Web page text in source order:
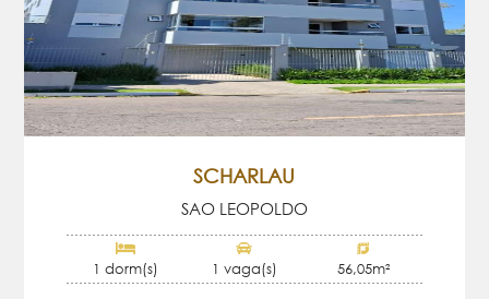
SCHARLAU
SAO LEOPOLDO
1 dorm(s) 1 vaga(s) 56,05m²